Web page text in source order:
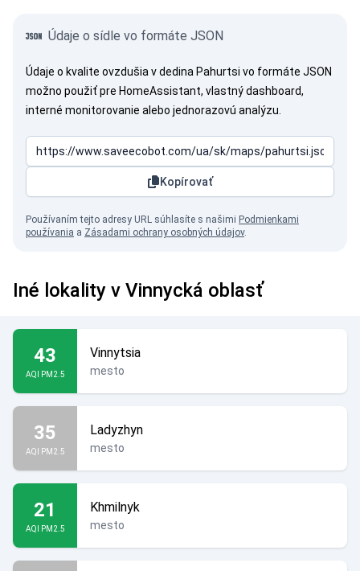
Údaje o sídle vo formáte JSON
Údaje o kvalite ovzdušia v dedina Pahurtsi vo formáte JSON
možno použiť pre HomeAssistant, vlastný dashboard,
interné monitorovanie alebo jednorazovú analýzu.
Kopírovať
Používaním tejto adresy URL súhlasíte s našimi Podmienkami
používania a Zásadami ochrany osobných údajov.
Iné lokality v Vinnycká oblasť
43
AQI PM2.5
Vinnytsia
mesto
35
AQI PM2.5
Ladyzhyn
mesto
21
AQI PM2.5
Khmilnyk
mesto